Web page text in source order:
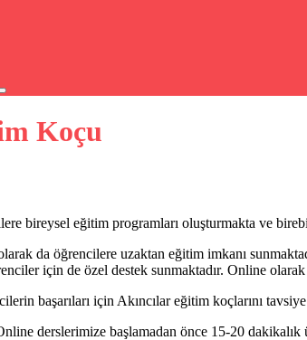
Koçu
bireysel eğitim programları oluşturmakta ve
da öğrencilere uzaktan eğitim imkanı
için de özel destek sunmaktadır. Online
başarıları için Akıncılar eğitim koçlarını
derslerimize başlamadan önce 15-20